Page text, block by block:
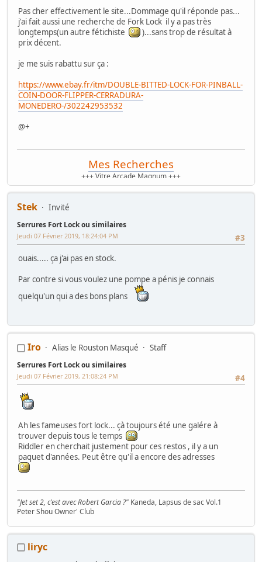
Pas cher effectivement le site...Dommage qu'il réponde pas...
j'ai fait aussi une recherche de Fork Lock il y a pas très
longtemps(un autre fétichiste
)...sans trop de résultat à
prix décent.
je me suis rabattu sur ça :
https://www.ebay.fr/itm/DOUBLE-BITTED-LOCK-FOR-PINBALL-
COIN-DOOR-FLIPPER-CERRADURA-
MONEDERO-/302242953532
@+
Mes Recherches
+++ Vitre Arcade Magnum +++
+++ Marquee Royal Video Special 20P +++
+++ Spare pour Borne PAC-MAN +++
Stek Invité
Serrures Fort Lock ou similaires
#3
Jeudi 07 Février 2019, 18:24:04 PM
ouais..... ça j'ai pas en stock.
Par contre si vous voulez une pompe a pénis je connais
quelqu'un qui a des bons plans
Iro Alias le Rouston Masqué Staff
Serrures Fort Lock ou similaires
#4
Jeudi 07 Février 2019, 21:08:24 PM
Ah les fameuses fort lock... çà toujours été une galére à
trouver depuis tous le temps
Riddler en cherchait justement pour ces restos , il y a un
paquet d'années. Peut être qu'il a encore des adresses
"Jet set 2, c'est avec Robert Garcia ?" Kaneda, Lapsus de sac Vol.1
Peter Shou Owner' Club
WIPs :Naomi-SEGA Rally-AB Cop-Lethal Enforcers-COMPUMI-
Ma collec' de panels
liryc